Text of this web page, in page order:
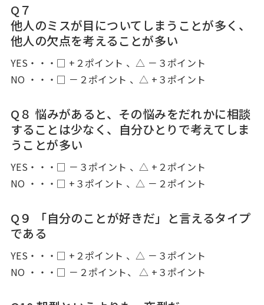
Q７
他人のミスが目についてしまうことが多く、
他人の欠点を考えることが多い
YES・・・□ +２ポイント 、△ －３ポイント
NO ・・・□ －２ポイント 、△ +３ポイント
Q８ 悩みがあると、その悩みをだれかに相談
することは少なく、自分ひとりで考えてしま
うことが多い
YES・・・□ －３ポイント 、△ +２ポイント
NO ・・・□ +３ポイント 、△ －２ポイント
Q９ 「自分のことが好きだ」と言えるタイプ
である
YES・・・□ +２ポイント 、△ －３ポイント
NO ・・・□ －２ポイント、 △ +３ポイント